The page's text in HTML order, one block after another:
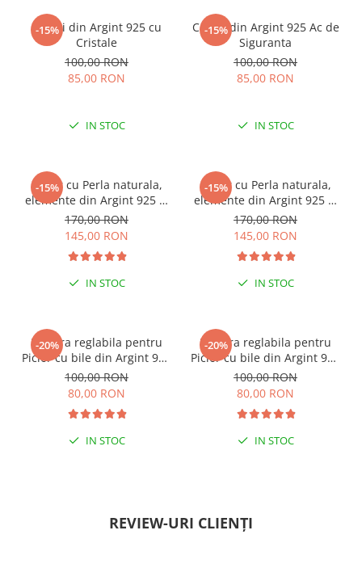
-15%
Cercei din Argint 925 cu
Cristale
100,00 RON
85,00 RON
IN STOC
-15%
Cercei din Argint 925 Ac de
Siguranta
100,00 RON
85,00 RON
IN STOC
-15%
Colier cu Perla naturala,
elemente din Argint 925 si
margele Miyuki, multicolor
170,00 RON
145,00 RON
IN STOC
-15%
Colier cu Perla naturala,
elemente din Argint 925 si
margele Miyuki, verde/kiwi
170,00 RON
145,00 RON
IN STOC
-20%
Bratara reglabila pentru
Picior cu bile din Argint 925
si margele Miyuki rosii
100,00 RON
80,00 RON
IN STOC
-20%
Bratara reglabila pentru
Picior cu bile din Argint 925
si margele Miyuki verzi
100,00 RON
80,00 RON
IN STOC
REVIEW-URI CLIENȚI